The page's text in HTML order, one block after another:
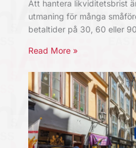
Att hantera likviditetsbrist
utmaning för många
betaltider på 30, 60 eller
Read More »